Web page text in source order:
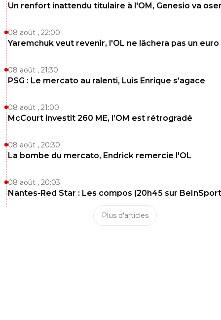
Un renfort inattendu titulaire à l'OM, Genesio va
08 août , 22:00
Yaremchuk veut revenir, l'OL ne lâchera pas un euro
08 août , 21:30
PSG : Le mercato au ralenti, Luis Enrique s’agace
08 août , 21:00
McCourt investit 260 ME, l’OM est rétrogradé
08 août , 20:30
La bombe du mercato, Endrick remercie l'OL
08 août , 20:03
Nantes-Red Star : Les compos (20h45 sur
Plus d'articles